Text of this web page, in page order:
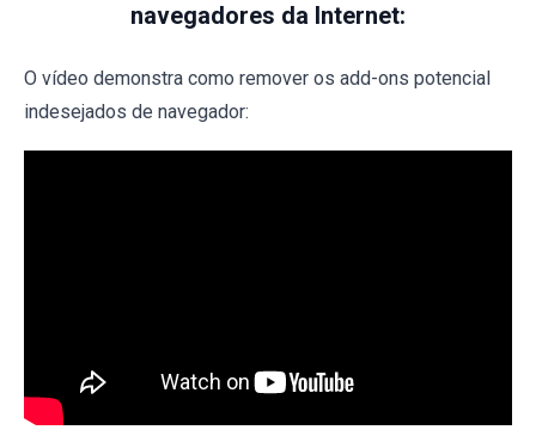
navegadores da Internet:
O vídeo demonstra como remover os add-ons potencial
indesejados de navegador: